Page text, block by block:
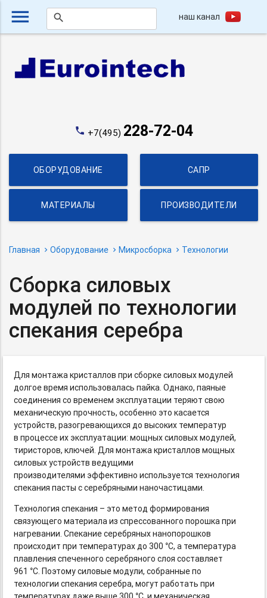
menu search наш канал
phone +7(495) 228-72-04
ОБОРУДОВАНИЕ САПР
МАТЕРИАЛЫ ПРОИЗВОДИТЕЛИ
Главная Оборудование Микросборка Технологии
Сборка силовых
модулей по технологии
спекания серебра
Для монтажа кристаллов при сборке силовых модулей
долгое время использовалась пайка. Однако, паяные
соединения со временем эксплуатации теряют свою
механическую прочность, особенно это касается
устройств, разогревающихся до высоких температур
в процессе их эксплуатации: мощных силовых модулей,
тиристоров, ключей. Для монтажа кристаллов мощных
силовых устройств ведущими
производителями эффективно используется технология
спекания пасты с серебряными наночастицами.
Технология спекания – это метод формирования
связующего материала из спрессованного порошка при
нагревании. Спекание серебряных нанопорошков
происходит при температурах до 300 °С, а температура
плавления спеченного серебряного слоя составляет
961 °С. Поэтому силовые модули, собранные по
технологии спекания серебра, могут работать при